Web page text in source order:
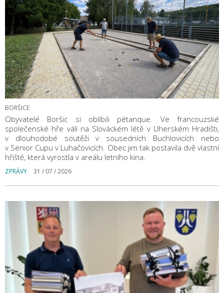
BORŠICE
Obyvatelé Boršic si oblíbili pétanque. Ve francouzské
společenské hře válí na Slováckém létě v Uherském Hradišti,
v dlouhodobé soutěži v sousedních Buchlovicích nebo
v Senior Cupu v Luhačovicích. Obec jim tak postavila dvě vlastní
hřiště, která vyrostla v areálu letního kina.
ZPRÁVY 31 / 07 / 2026